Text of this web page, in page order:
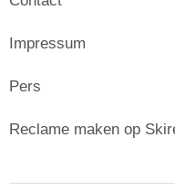
Impressum
Pers
Reclame maken op